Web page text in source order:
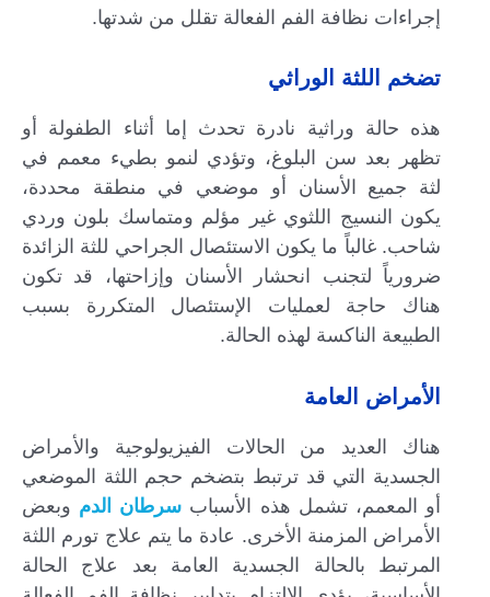
إجراءات نظافة الفم الفعالة تقلل من شدتها.
تضخم اللثة الوراثي
هذه حالة وراثية نادرة تحدث إما أثناء الطفولة أو
تظهر بعد سن البلوغ، وتؤدي لنمو بطيء معمم في
لثة جميع الأسنان أو موضعي في منطقة محددة،
يكون النسيج اللثوي غير مؤلم ومتماسك بلون وردي
شاحب. غالباً ما يكون الاستئصال الجراحي للثة الزائدة
ضرورياً لتجنب انحشار الأسنان وإزاحتها، قد تكون
هناك حاجة لعمليات الإستئصال المتكررة بسبب
الطبيعة الناكسة لهذه الحالة.
الأمراض العامة
هناك العديد من الحالات الفيزيولوجية والأمراض
الجسدية التي قد ترتبط بتضخم حجم اللثة الموضعي
أو المعمم، تشمل هذه الأسباب سرطان الدم وبعض
الأمراض المزمنة الأخرى. عادة ما يتم علاج تورم اللثة
المرتبط بالحالة الجسدية العامة بعد علاج الحالة